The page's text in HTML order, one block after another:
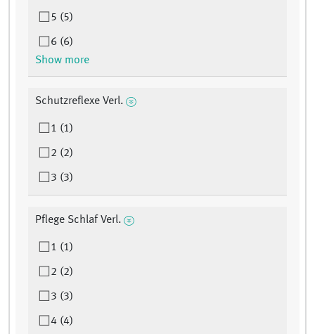
5 (5)
6 (6)
Show more
Schutzreflexe Verl.
1 (1)
2 (2)
3 (3)
Pflege Schlaf Verl.
1 (1)
2 (2)
3 (3)
4 (4)